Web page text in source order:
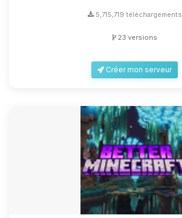
5,715,719 téléchargements
23 versions
Créer mon serveur